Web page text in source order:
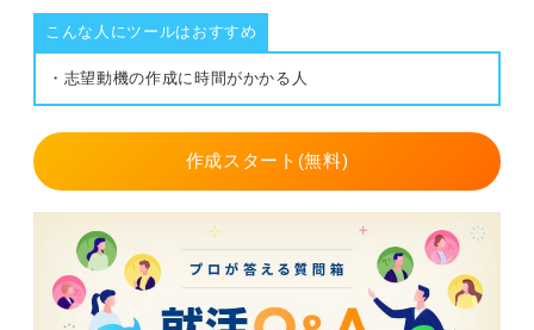
こんな人にツールはおすすめ
・志望動機の作成に時間がかかる人
作成スタート(無料)